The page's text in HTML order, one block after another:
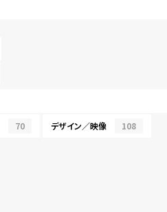
70 デザイン／映像 108